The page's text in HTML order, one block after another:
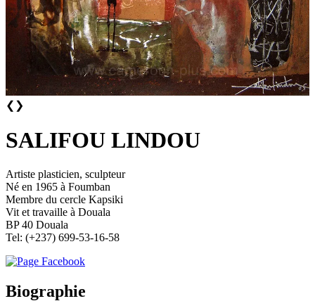
❮ ❯
SALIFOU LINDOU
Artiste plasticien, sculpteur
Né en 1965 à Foumban
Membre du cercle Kapsiki
Vit et travaille à Douala
BP 40 Douala
Tel: (+237) 699-53-16-58
Biographie